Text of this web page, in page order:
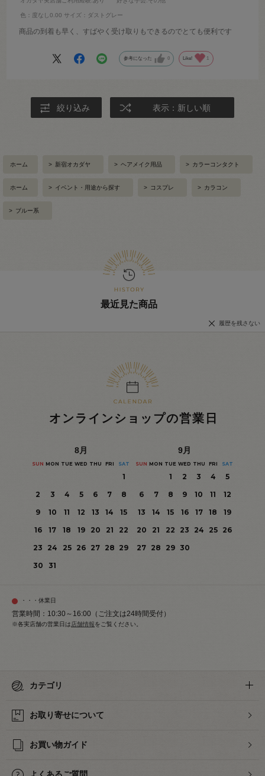
色：度なし0.00 サイズ：ダストグレー
商品の到着も早く、すばやく受け取りもできるのでとても便利です
参考になった 0 Like! 1
絞り込み 表示：新しい順
ホーム > 新宿オカダヤ > ヘアメイク用品 > カラーコンタクト
ホーム > イベント・用途から探す > コスプレ > カラコン
> ブルー系
最近見た商品
履歴を残さない
オンラインショップの営業日
8月
SUN MON TUE WED THU FRI SAT
1
2
3 4 5 6 7
8
9
10 11 12 13 14
15
16
17 18 19 20 21
22
23
24 25 26 27 28 29
30
31
9月
SUN MON TUE WED THU FRI SAT
1 2 3 4
5
6
7 8 9 10 11
12
13
14 15 16 17 18
19
20
21 22 23 24 25
26
27 28 29 30
・・・休業日
営業時間：10:30～16:00（ご注文は24時間受付）
※各実店舗の営業日は 店舗情報をご覧ください。
カテゴリ
お取り寄せについて
お買い物ガイド